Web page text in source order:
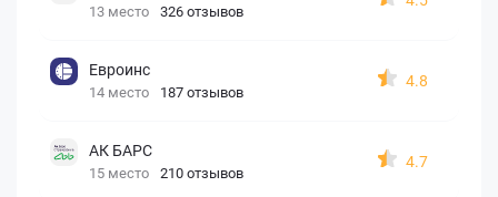
13 место 326 отзывов
Евроинс
14 место 187 отзывов
4.8
АК БАРС
15 место 210 отзывов
4.7